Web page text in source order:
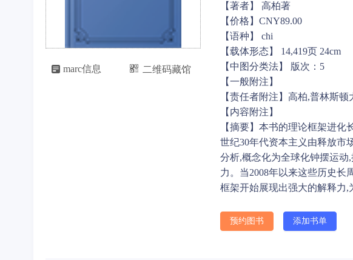
 marc信息  二维码藏馆
【著者】 高柏著
【价格】CNY89.00
【语种】 chi
【载体形态】 14,419页 24cm
【中图分类法】 版次：5
【一般附注】
【责任者附注】高柏,普林斯
【内容附注】
【摘要】本书的理论框架进
世纪30年代资本主义由释放市
分析,概念化为全球化钟摆运
力。当2008年以来这些历史
框架开始展现出强大的解释力,
预约图书 添加书单